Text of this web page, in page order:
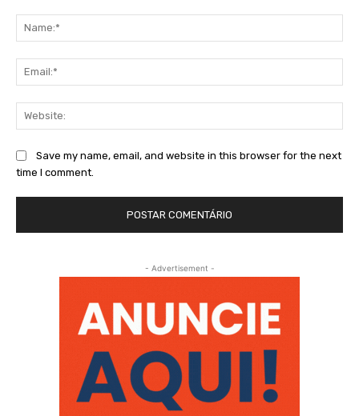
Save my name, email, and website in this browser for the next
time I comment.
- Advertisement -